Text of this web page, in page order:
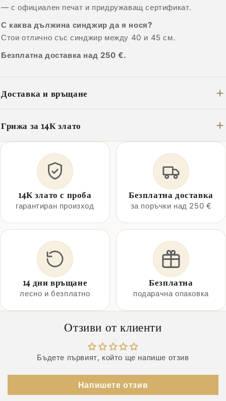
— с официален печат и придружаващ сертификат.
С каква дължина синджир да я нося?
Стои отлично със синджир между 40 и 45 см.
Безплатна доставка над 250 €.
Доставка и връщане
Грижа за 14К злато
14К злато с проба
гарантиран произход
Безплатна доставка
за поръчки над 250 €
14 дни връщане
лесно и безплатно
Безплатна
подарачна опаковка
Отзиви от клиенти
Бъдете първият, който ще напише отзив
Напишете отзив